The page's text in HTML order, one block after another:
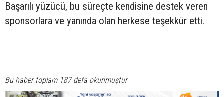
Başarılı yüzücü, bu süreçte kendisine destek veren
sponsorlara ve yanında olan herkese teşekkür etti.
Bu haber toplam 187 defa okunmuştur